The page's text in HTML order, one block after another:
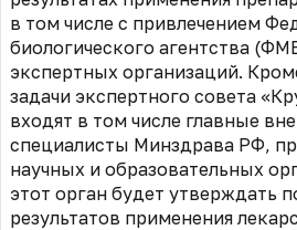
в том числе с привлечением
биологического агентства
экспертных организаций.
задачи экспертного совета
входят в том числе главные
специалисты Минздрава РФ,
научных и образовательных
этот орган будет утверждать
результатов применения